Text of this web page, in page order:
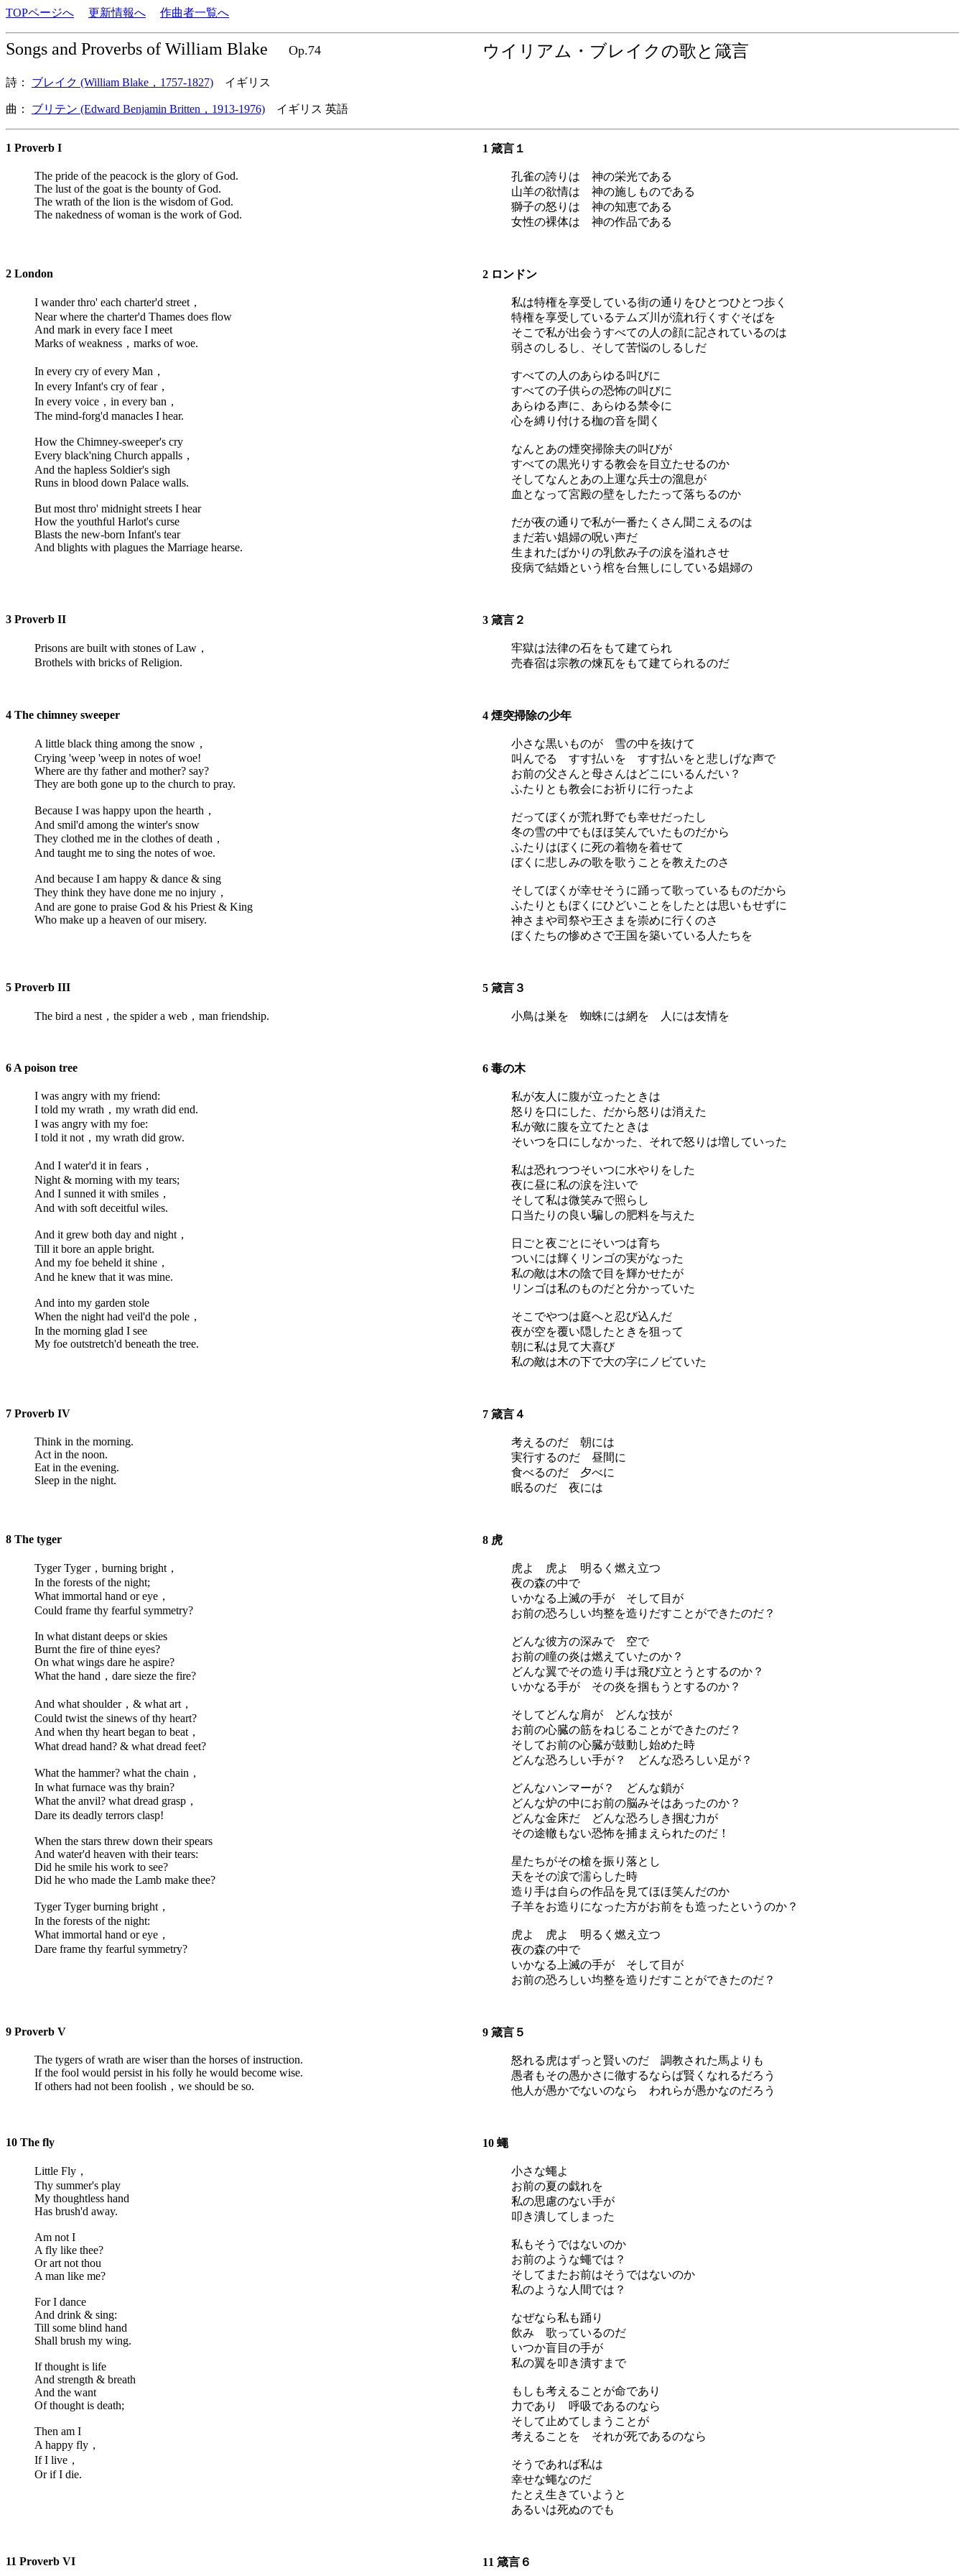
TOPページへ 更新情報へ 作曲者一覧へ
Songs and Proverbs of William Blake Op.74 ウイリアム・ブレイクの歌と箴言
詩： ブレイク (William Blake，1757-1827) イギリス
曲： ブリテン (Edward Benjamin Britten，1913-1976) イギリス 英語
1 Proverb I 1 箴言１
The pride of the peacock is the glory of God.
The lust of the goat is the bounty of God.
The wrath of the lion is the wisdom of God.
The nakedness of woman is the work of God.
孔雀の誇りは 神の栄光である
山羊の欲情は 神の施しものである
獅子の怒りは 神の知恵である
女性の裸体は 神の作品である
2 London 2 ロンドン
I wander thro' each charter'd street，
Near where the charter'd Thames does flow
And mark in every face I meet
Marks of weakness，marks of woe.
In every cry of every Man，
In every Infant's cry of fear，
In every voice，in every ban，
The mind-forg'd manacles I hear.
How the Chimney-sweeper's cry
Every black'ning Church appalls，
And the hapless Soldier's sigh
Runs in blood down Palace walls.
But most thro' midnight streets I hear
How the youthful Harlot's curse
Blasts the new-born Infant's tear
And blights with plagues the Marriage hearse.
私は特権を享受している街の通りをひとつひとつ歩く
特権を享受しているテムズ川が流れ行くすぐそばを
そこで私が出会うすべての人の顔に記されているのは
弱さのしるし、そして苦悩のしるしだ
すべての人のあらゆる叫びに
すべての子供らの恐怖の叫びに
あらゆる声に、あらゆる禁令に
心を縛り付ける枷の音を聞く
なんとあの煙突掃除夫の叫びが
すべての黒光りする教会を目立たせるのか
そしてなんとあの上運な兵士の溜息が
血となって宮殿の壁をしたたって落ちるのか
だが夜の通りで私が一番たくさん聞こえるのは
まだ若い娼婦の呪い声だ
生まれたばかりの乳飲み子の涙を溢れさせ
疫病で結婚という棺を台無しにしている娼婦の
3 Proverb II 3 箴言２
Prisons are built with stones of Law，
Brothels with bricks of Religion.
牢獄は法律の石をもて建てられ
売春宿は宗教の煉瓦をもて建てられるのだ
4 The chimney sweeper 4 煙突掃除の少年
A little black thing among the snow，
Crying 'weep 'weep in notes of woe!
Where are thy father and mother? say?
They are both gone up to the church to pray.
Because I was happy upon the hearth，
And smil'd among the winter's snow
They clothed me in the clothes of death，
And taught me to sing the notes of woe.
And because I am happy & dance & sing
They think they have done me no injury，
And are gone to praise God & his Priest & King
Who make up a heaven of our misery.
小さな黒いものが 雪の中を抜けて
叫んでる すす払いを すす払いをと悲しげな声で
お前の父さんと母さんはどこにいるんだい？
ふたりとも教会にお祈りに行ったよ
だってぼくが荒れ野でも幸せだったし
冬の雪の中でもほほ笑んでいたものだから
ふたりはぼくに死の着物を着せて
ぼくに悲しみの歌を歌うことを教えたのさ
そしてぼくが幸せそうに踊って歌っているものだから
ふたりともぼくにひどいことをしたとは思いもせずに
神さまや司祭や王さまを崇めに行くのさ
ぼくたちの惨めさで王国を築いている人たちを
5 Proverb III 5 箴言３
The bird a nest，the spider a web，man friendship. 小鳥は巣を 蜘蛛には網を 人には友情を
6 A poison tree 6 毒の木
I was angry with my friend:
I told my wrath，my wrath did end.
I was angry with my foe:
I told it not，my wrath did grow.
And I water'd it in fears，
Night & morning with my tears;
And I sunned it with smiles，
And with soft deceitful wiles.
And it grew both day and night，
Till it bore an apple bright.
And my foe beheld it shine，
And he knew that it was mine.
And into my garden stole
When the night had veil'd the pole，
In the morning glad I see
My foe outstretch'd beneath the tree.
私が友人に腹が立ったときは
怒りを口にした、だから怒りは消えた
私が敵に腹を立てたときは
そいつを口にしなかった、それで怒りは増していった
私は恐れつつそいつに水やりをした
夜に昼に私の涙を注いで
そして私は微笑みで照らし
口当たりの良い騙しの肥料を与えた
日ごと夜ごとにそいつは育ち
ついには輝くリンゴの実がなった
私の敵は木の陰で目を輝かせたが
リンゴは私のものだと分かっていた
そこでやつは庭へと忍び込んだ
夜が空を覆い隠したときを狙って
朝に私は見て大喜び
私の敵は木の下で大の字にノビていた
7 Proverb IV 7 箴言４
Think in the morning.
Act in the noon.
Eat in the evening.
Sleep in the night.
考えるのだ 朝には
実行するのだ 昼間に
食べるのだ 夕べに
眠るのだ 夜には
8 The tyger 8 虎
Tyger Tyger，burning bright，
In the forests of the night;
What immortal hand or eye，
Could frame thy fearful symmetry?
In what distant deeps or skies
Burnt the fire of thine eyes?
On what wings dare he aspire?
What the hand，dare sieze the fire?
And what shoulder，& what art，
Could twist the sinews of thy heart?
And when thy heart began to beat，
What dread hand? & what dread feet?
What the hammer? what the chain，
In what furnace was thy brain?
What the anvil? what dread grasp，
Dare its deadly terrors clasp!
When the stars threw down their spears
And water'd heaven with their tears:
Did he smile his work to see?
Did he who made the Lamb make thee?
Tyger Tyger burning bright，
In the forests of the night:
What immortal hand or eye，
Dare frame thy fearful symmetry?
虎よ 虎よ 明るく燃え立つ
夜の森の中で
いかなる上滅の手が そして目が
お前の恐ろしい均整を造りだすことができたのだ？
どんな彼方の深みで 空で
お前の瞳の炎は燃えていたのか？
どんな翼でその造り手は飛び立とうとするのか？
いかなる手が その炎を掴もうとするのか？
そしてどんな肩が どんな技が
お前の心臓の筋をねじることができたのだ？
そしてお前の心臓が鼓動し始めた時
どんな恐ろしい手が？ どんな恐ろしい足が？
どんなハンマーが？ どんな鎖が
どんな炉の中にお前の脳みそはあったのか？
どんな金床だ どんな恐ろしき掴む力が
その途轍もない恐怖を捕まえられたのだ！
星たちがその槍を振り落とし
天をその涙で濡らした時
造り手は自らの作品を見てほほ笑んだのか
子羊をお造りになった方がお前をも造ったというのか？
虎よ 虎よ 明るく燃え立つ
夜の森の中で
いかなる上滅の手が そして目が
お前の恐ろしい均整を造りだすことができたのだ？
9 Proverb V 9 箴言５
The tygers of wrath are wiser than the horses of instruction.
If the fool would persist in his folly he would become wise.
If others had not been foolish，we should be so.
怒れる虎はずっと賢いのだ 調教された馬よりも
愚者もその愚かさに徹するならば賢くなれるだろう
他人が愚かでないのなら われらが愚かなのだろう
10 The fly 10 蠅
Little Fly，
Thy summer's play
My thoughtless hand
Has brush'd away.
Am not I
A fly like thee?
Or art not thou
A man like me?
For I dance
And drink & sing:
Till some blind hand
Shall brush my wing.
If thought is life
And strength & breath
And the want
Of thought is death;
Then am I
A happy fly，
If I live，
Or if I die.
小さな蠅よ
お前の夏の戯れを
私の思慮のない手が
叩き潰してしまった
私もそうではないのか
お前のような蠅では？
そしてまたお前はそうではないのか
私のような人間では？
なぜなら私も踊り
飲み 歌っているのだ
いつか盲目の手が
私の翼を叩き潰すまで
もしも考えることが命であり
力であり 呼吸であるのなら
そして止めてしまうことが
考えることを それが死であるのなら
そうであれば私は
幸せな蠅なのだ
たとえ生きていようと
あるいは死ぬのでも
11 Proverb VI 11 箴言６